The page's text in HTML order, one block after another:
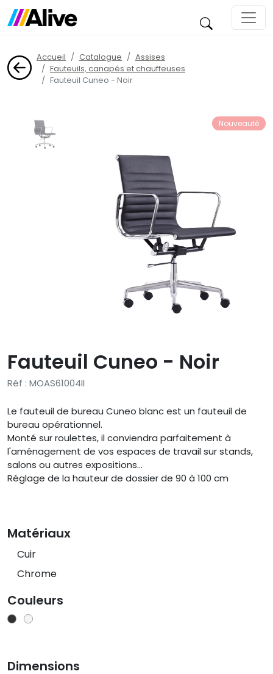
Accueil Catalogue
Assises
Fauteuils, canapés et chauffeuses
Fauteuil Cuneo - Noir
Nouveauté
Fauteuil Cuneo - Noir
Réf : MOAS61004II
Le fauteuil de bureau Cuneo blanc est un fauteuil de
bureau opérationnel.
Monté sur roulettes, il conviendra parfaitement à
l'aménagement de vos espaces de travail sur stands,
salons ou autres expositions...
Réglage de la hauteur de dossier de 90 à 100 cm
Matériaux
Cuir
Chrome
Couleurs
Dimensions